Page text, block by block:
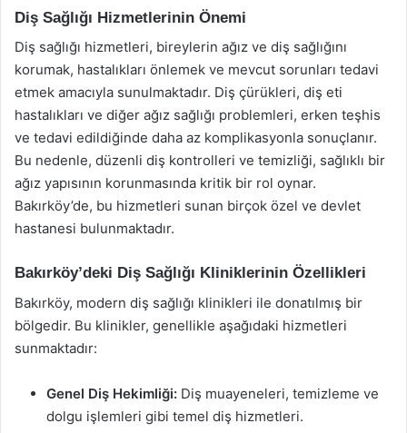
Diş Sağlığı Hizmetlerinin Önemi
Diş sağlığı hizmetleri, bireylerin ağız ve diş sağlığını
korumak, hastalıkları önlemek ve mevcut sorunları tedavi
etmek amacıyla sunulmaktadır. Diş çürükleri, diş eti
hastalıkları ve diğer ağız sağlığı problemleri, erken teşhis
ve tedavi edildiğinde daha az komplikasyonla sonuçlanır.
Bu nedenle, düzenli diş kontrolleri ve temizliği, sağlıklı bir
ağız yapısının korunmasında kritik bir rol oynar.
Bakırköy’de, bu hizmetleri sunan birçok özel ve devlet
hastanesi bulunmaktadır.
Bakırköy’deki Diş Sağlığı Kliniklerinin Özellikleri
Bakırköy, modern diş sağlığı klinikleri ile donatılmış bir
bölgedir. Bu klinikler, genellikle aşağıdaki hizmetleri
sunmaktadır:
Genel Diş Hekimliği: Diş muayeneleri, temizleme ve
dolgu işlemleri gibi temel diş hizmetleri.